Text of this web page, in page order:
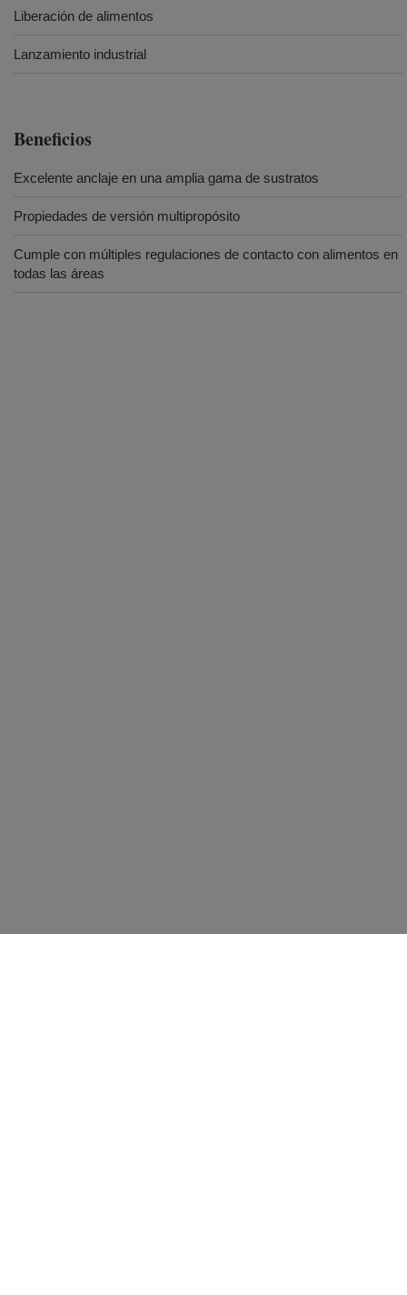
Liberación de alimentos
Lanzamiento industrial
Beneficios
Excelente anclaje en una amplia gama de sustratos
Propiedades de versión multipropósito
Cumple con múltiples regulaciones de contacto con alimentos en
todas las áreas